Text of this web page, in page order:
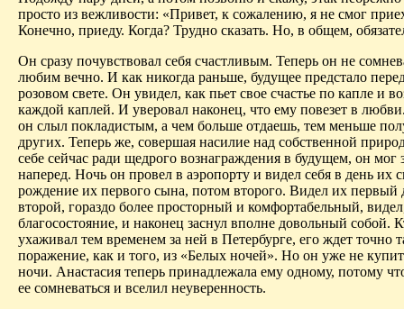
просто из вежливости: «Привет, к сожалению, я не смог
Конечно, приеду. Когда? Трудно сказать. Но, в общем,
Он сразу почувствовал себя счастливым. Теперь он не
любим вечно. И как никогда раньше, будущее предстало
розовом свете. Он увидел, как пьет свое счастье по капле и
каждой каплей. И уверовал наконец, что ему повезет в
он слыл покладистым, а чем больше отдаешь, тем меньше
других. Теперь же, совершая насилие над собственной
себе сейчас ради щедрого вознаграждения в будущем, он мог
наперед. Ночь он провел в аэропорту и видел себя в день их
рождение их первого сына, потом второго. Видел их первый
второй, гораздо более просторный и комфортабельный,
благосостояние, и наконец заснул вполне довольный собой.
ухаживал тем временем за ней в Петербурге, его ждет точно
поражение, как и того, из «Белых ночей». Но он уже не
ночи. Анастасия теперь принадлежала ему одному, потому
ее сомневаться и вселил неуверенность.